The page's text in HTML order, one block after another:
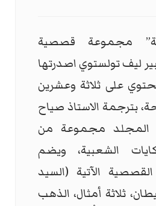
مجموعة قصصية
ليف تولستوي اصدرتها
على ثلاثة وعشرين
496 صفحة، بترجمة الاستاذ صياح
المجلد مجموعة من
الشعبية، ويضم
الآتية (السيد
ثلاثة أمثال، الذهب